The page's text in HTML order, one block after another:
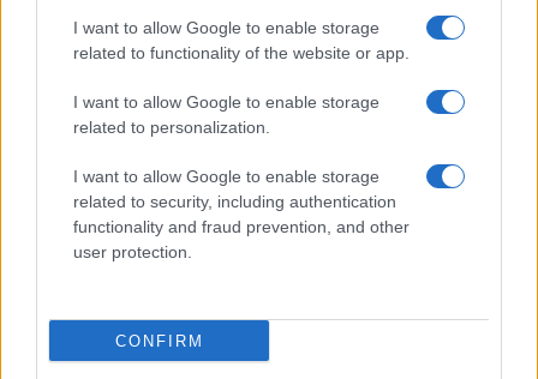
I want to allow Google to enable storage
related to functionality of the website or app.
I want to allow Google to enable storage
related to personalization.
I want to allow Google to enable storage
related to security, including authentication
functionality and fraud prevention, and other
user protection.
CONFIRM
Olbia, le previsioni meteo per lunedì 10 agosto
2026
Le ultime offerte di lavoro a Olbia e in Gallura
Cumuli di rifiuti a Santa Teresa Gallura, la
segnalazione dei residenti
Incendi in Gallura, devastati un chiosco e due
furgoni: le indagini